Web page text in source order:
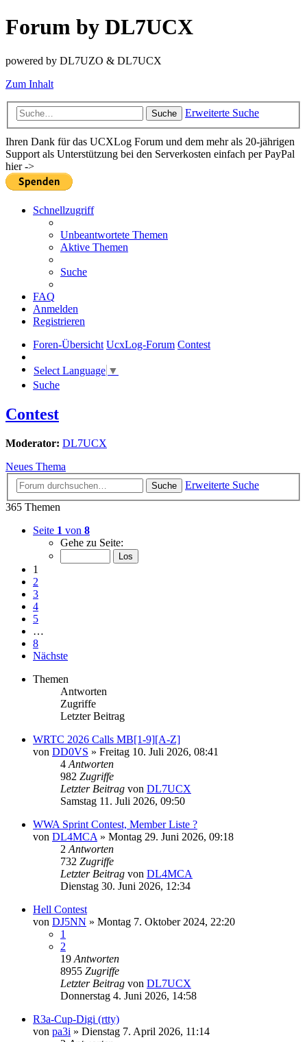
Forum by DL7UCX
powered by DL7UZO & DL7UCX
Zum Inhalt
Suche Erweiterte Suche
Ihren Dank für das UCXLog Forum und dem mehr als 20-jährigen
Support als Unterstützung bei den Serverkosten einfach per PayPal
hier ->
Schnellzugriff
Unbeantwortete Themen
Aktive Themen
Suche
FAQ
Anmelden
Registrieren
Foren-Übersicht UcxLog-Forum Contest
Select Language ▼
Suche
Contest
Moderator: DL7UCX
Neues Thema
Suche
Erweiterte Suche
365 Themen
Seite 1 von 8
Gehe zu Seite:
1
2
3
4
5
…
8
Nächste
Themen
Antworten
Zugriffe
Letzter Beitrag
WRTC 2026 Calls MB[1-9][A-Z]
von DD0VS » Freitag 10. Juli 2026, 08:41
4 Antworten
982 Zugriffe
Letzter Beitrag von DL7UCX
Samstag 11. Juli 2026, 09:50
WWA Sprint Contest, Member Liste ?
von DL4MCA » Montag 29. Juni 2026, 09:18
2 Antworten
732 Zugriffe
Letzter Beitrag von DL4MCA
Dienstag 30. Juni 2026, 12:34
Hell Contest
von DJ5NN » Montag 7. Oktober 2024, 22:20
1
2
19 Antworten
8955 Zugriffe
Letzter Beitrag von DL7UCX
Donnerstag 4. Juni 2026, 14:58
R3a-Cup-Digi (rtty)
von pa3i » Dienstag 7. April 2026, 11:14